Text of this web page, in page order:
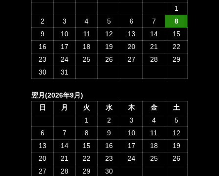
1
2
3 4 5 6 7
8
9
10 11 12 13 14
15
16
17 18 19 20 21
22
23
24 25 26 27 28
29
30
31
翌月(2026年9月)
日
月 火 水 木 金
土
1
2 3 4
5
6
7 8 9 10 11
12
13
14 15 16 17 18
19
20
21 22 23 24 25
26
27
28 29 30